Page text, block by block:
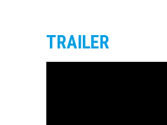
TRAILER